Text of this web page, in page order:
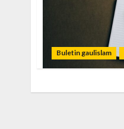
Buletin gaulislam